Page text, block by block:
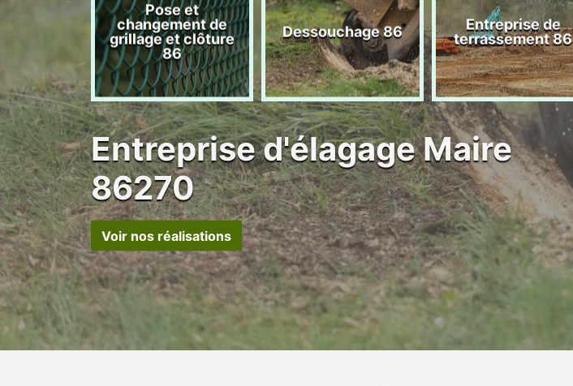
Pose et
changement de
grillage et clôture
86
Dessouchage 86
Entreprise de
terrassement 86
Entreprise d'élagage Maire
86270
Voir nos réalisations